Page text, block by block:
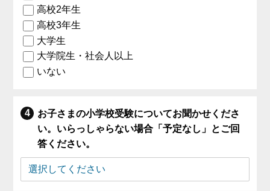
高校2年生
高校3年生
大学生
大学院生・社会人以上
いない
お子さまの小学校受験についてお聞かせくださ
い。いらっしゃらない場合「予定なし」とご回
答ください。